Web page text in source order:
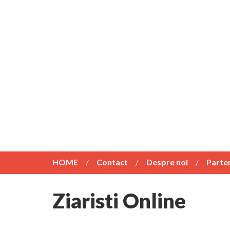
HOME Contact Despre noi
Ziaristi Online